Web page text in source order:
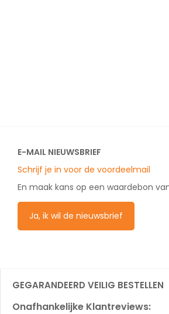
E-MAIL NIEUWSBRIEF
Schrijf je in voor de voordeelmail
En maak kans op een waardebon
Ja, ik wil de nieuwsbrief
GEGARANDEERD VEILIG BESTELLEN
Onafhankelijke Klantreviews: